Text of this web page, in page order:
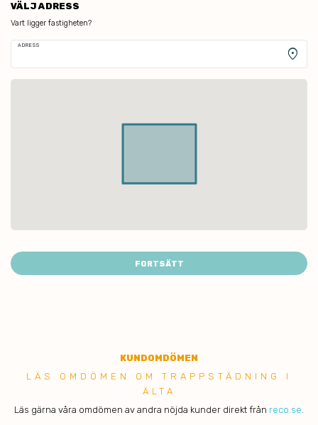
VÄLJ ADRESS
Vart ligger fastigheten?
ADRESS
location_on
FORTSÄTT
KUNDOMDÖMEN
LÄS OMDÖMEN OM TRAPPSTÄDNING I
ÄLTA
Läs gärna våra omdömen av andra nöjda kunder direkt från reco.se